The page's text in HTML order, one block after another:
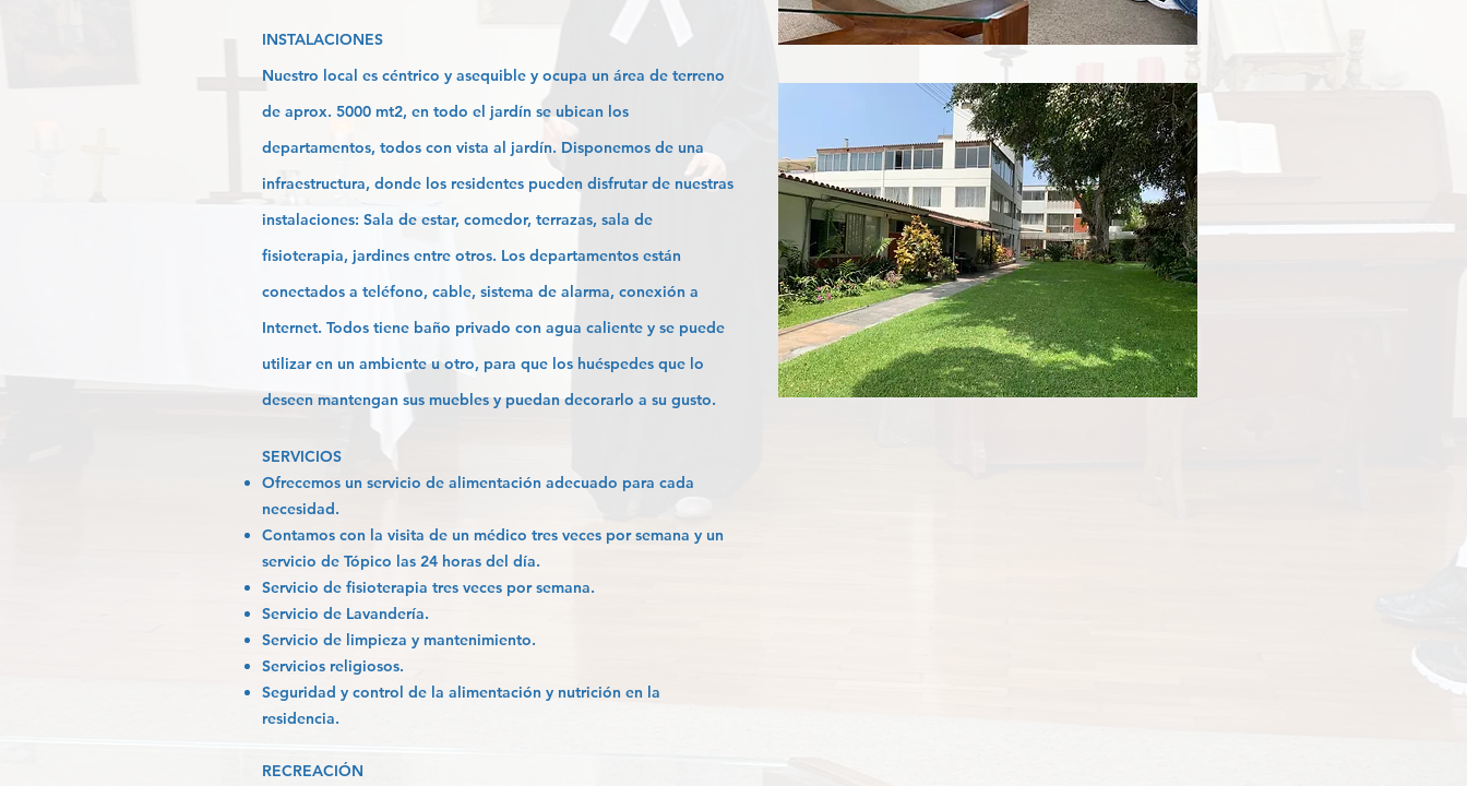
INSTALACIONES
Nuestro local es céntrico y asequible y ocupa un área de terreno
de aprox. 5000 mt2, en todo el jardín se ubican los
departamentos, todos con vista al jardín. Disponemos de una
infraestructura, donde los residentes pueden disfrutar de nuestras
instalaciones: Sala de estar, comedor, terrazas, sala de
fisioterapia, jardines entre otros. Los departamentos están
conectados a teléfono, cable, sistema de alarma, conexión a
Internet. Todos tiene baño privado con agua caliente y se puede
utilizar en un ambiente u otro, para que los huéspedes que lo
deseen mantengan sus muebles y puedan decorarlo a su gusto.
SERVICIOS
Ofrecemos un servicio de alimentación adecuado para cada
necesidad.
Contamos con la visita de un médico tres veces por semana y un
servicio de Tópico las 24 horas del día.
Servicio de fisioterapia tres veces por semana.
Servicio de Lavandería.
Servicio de limpieza y mantenimiento.
Servicios religiosos.
Seguridad y control de la alimentación y nutrición en la
residencia.
RECREACIÓN